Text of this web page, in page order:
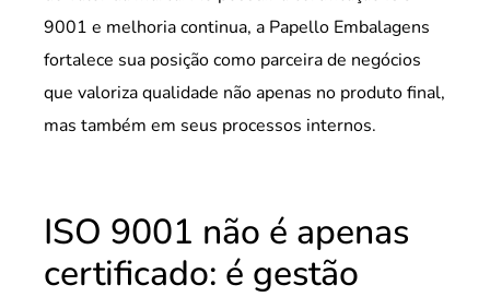
9001 e melhoria continua, a Papello Embalagens
fortalece sua posição como parceira de negócios
que valoriza qualidade não apenas no produto final,
mas também em seus processos internos.
ISO 9001 não é apenas
certificado: é gestão